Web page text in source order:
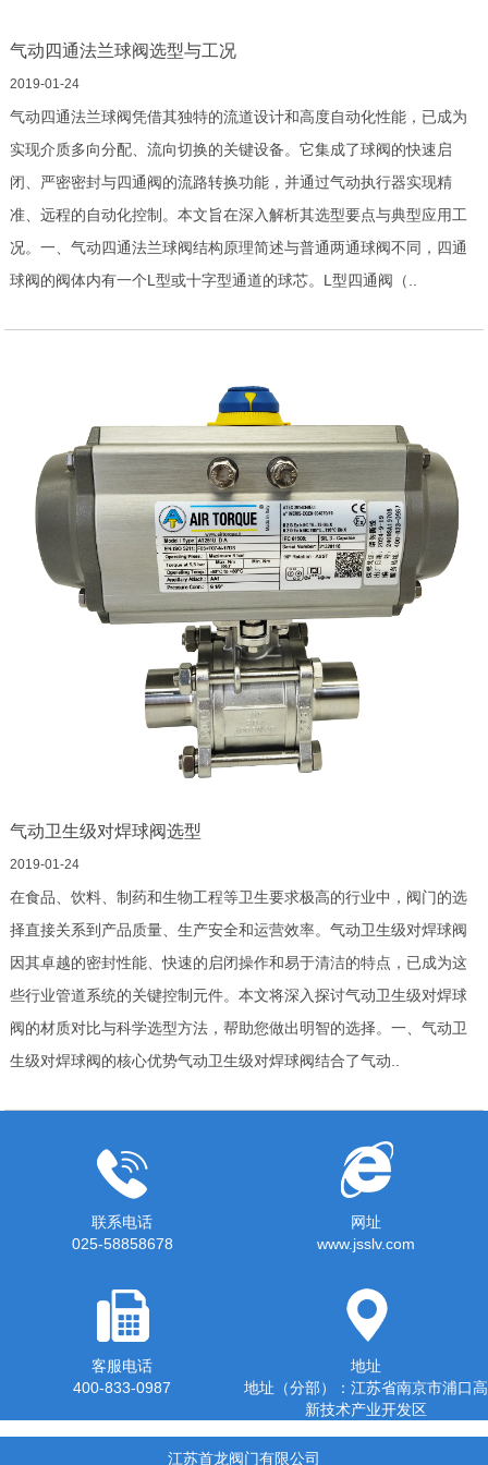
气动四通法兰球阀选型与工况
2019-01-24
气动四通法兰球阀凭借其独特的流道设计和高度自动化性能，已成为
实现介质多向分配、流向切换的关键设备。它集成了球阀的快速启
闭、严密密封与四通阀的流路转换功能，并通过气动执行器实现精
准、远程的自动化控制。本文旨在深入解析其选型要点与典型应用工
况。一、气动四通法兰球阀结构原理简述与普通两通球阀不同，四通
球阀的阀体内有一个L型或十字型通道的球芯。L型四通阀（..
气动卫生级对焊球阀选型
2019-01-24
在食品、饮料、制药和生物工程等卫生要求极高的行业中，阀门的选
择直接关系到产品质量、生产安全和运营效率。气动卫生级对焊球阀
因其卓越的密封性能、快速的启闭操作和易于清洁的特点，已成为这
些行业管道系统的关键控制元件。本文将深入探讨气动卫生级对焊球
阀的材质对比与科学选型方法，帮助您做出明智的选择。一、气动卫
生级对焊球阀的核心优势气动卫生级对焊球阀结合了气动..
联系电话
025-58858678
网址
www.jsslv.com
客服电话
400-833-0987
地址
地址（分部）：江苏省南京市浦口高
新技术产业开发区
江苏首龙阀门有限公司